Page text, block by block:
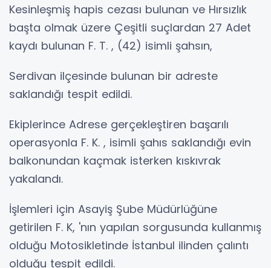
Kesinleşmiş hapis cezası bulunan ve Hırsızlık
başta olmak üzere Çeşitli suçlardan 27 Adet
kaydı bulunan F. T. , (42) isimli şahsın,
Serdivan ilçesinde bulunan bir adreste
saklandığı tespit edildi.
Ekiplerince Adrese gerçekleştiren başarılı
operasyonla F. K. , isimli şahıs saklandığı evin
balkonundan kaçmak isterken kıskıvrak
yakalandı.
İşlemleri için Asayiş Şube Müdürlüğüne
getirilen F. K, 'nın yapılan sorgusunda kullanmış
olduğu Motosikletinde İstanbul ilinden çalıntı
olduğu tespit edildi.